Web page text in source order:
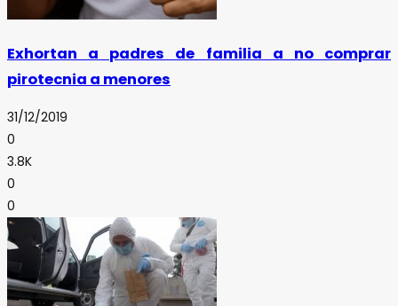
Exhortan a padres de familia a no comprar
pirotecnia a menores
31/12/2019
0
3.8K
0
0